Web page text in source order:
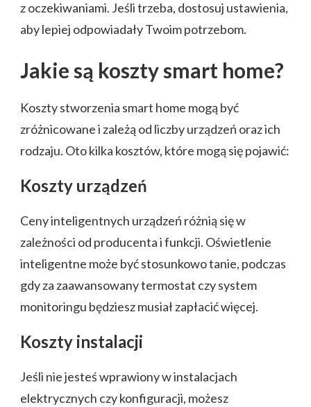
z oczekiwaniami. Jeśli trzeba, dostosuj ustawienia,
aby lepiej odpowiadały Twoim potrzebom.
Jakie są koszty smart home?
Koszty stworzenia smart home mogą być
zróżnicowane i zależą od liczby urządzeń oraz ich
rodzaju. Oto kilka kosztów, które mogą się pojawić:
Koszty urządzeń
Ceny inteligentnych urządzeń różnią się w
zależności od producenta i funkcji. Oświetlenie
inteligentne może być stosunkowo tanie, podczas
gdy za zaawansowany termostat czy system
monitoringu będziesz musiał zapłacić więcej.
Koszty instalacji
Jeśli nie jesteś wprawiony w instalacjach
elektrycznych czy konfiguracji, możesz